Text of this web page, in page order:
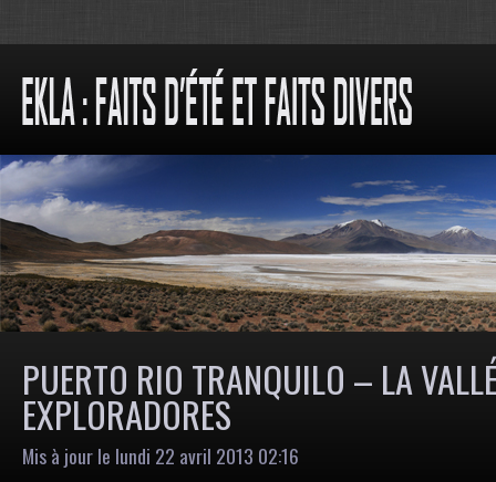
PUERTO RIO TRANQUILO – LA
EXPLORADORES
Mis à jour le lundi 22 avril 2013 02:16